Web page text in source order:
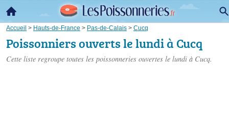
Accueil > Hauts-de-France > Pas-de-Calais > Cucq
Poissonniers ouverts le lundi à Cucq
Cette liste regroupe toutes les poissonneries ouvertes le lundi à Cucq.